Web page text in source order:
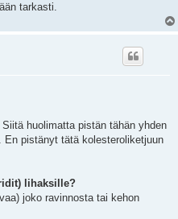
tarkasti.
huolimatta pistän tähän yhden
pistänyt tätä kolesteroliketjuun
lihaksille?
joko ravinnosta tai kehon